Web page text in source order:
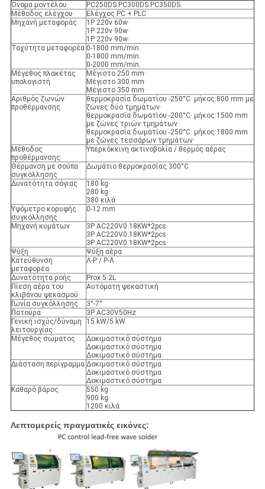
Όνομα μοντέλου
PC250DS PC300DS PC350DS
Μέθοδος ελέγχου
Ελέγχος PC + PLC
Μηχανή μεταφοράς
1P 220v 60w·
1P 220v 90w·
1P 220v 90w·
Ταχύτητα μεταφορέα 0-1800 mm/min.
0-1800 mm/min.
0-2000 mm/min.
Μέγεθος πλακέτας
υπολογιστή
Μέγιστο 250 mm·
Μέγιστο 300 mm·
Μέγιστο 350 mm·
Αριθμός ζωνών
προθέρμανσης
θερμοκρασία δωματίου -250°C· μήκος:800 mm με
ζώνες δύο τμημάτων·
θερμοκρασία δωματίου -200°C· μήκος:1500 mm
με ζώνες τριών τμημάτων·
θερμοκρασία δωματίου -250°C· μήκος:1800 mm
με ζώνες τεσσάρων τμημάτων·
Μέθοδος
προθέρμανσης
Υπερκόκκινη ακτινοβολία / θερμός αέρας
Θέρμανση με σούπα
συγκόλλησης
Δωμάτιο θερμοκρασίας 300°C
Δυνατότητα σόγιας
180 kg·
280 kg·
380 κιλά
Υψόμετρο κορυφής
συγκόλλησης
0-12 mm
Μηχανή κυμάτων
3P AC220V0.18KW*2pcs·
3P AC220V0.18KW*2pcs·
3P AC220V0.18KW*2pcs·
Ψύξη
Ψύξη αέρα
Κατεύθυνση
μεταφορέα
Λ-Ρ / Ρ-Λ
Δυνατότητα ροής
Prox 5.2L
Πίεση αέρα του
κλιβάνου ψεκασμού
Αυτόματη ψεκαστική
Γωνία συγκόλλησης
3°-7°
Πατούρα
3P AC30V50Hz
Γενική ισχύς/δύναμη
λειτουργίας
15 kW/5 kW
Μέγεθος σώματος
Δοκιμαστικό σύστημα
Δοκιμαστικό σύστημα
Δοκιμαστικό σύστημα
Διάσταση περίγραμμα Δοκιμαστικό σύστημα
Δοκιμαστικό σύστημα
Δοκιμαστικό σύστημα
Καθαρό βάρος
550 kg·
900 kg·
1200 κιλά
Λεπτομερείς πραγματικές εικόνες: